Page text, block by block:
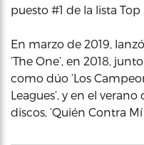
puesto #1 de la lista
En marzo de 2019,
‘The One’, en 2018,
como dúo ‘Los
Leagues’, y en el
discos, ‘Quién Contra Mí